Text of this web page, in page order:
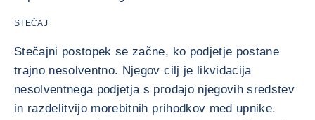
STEČAJ
Stečajni postopek se začne, ko podjetje postane
trajno nesolventno. Njegov cilj je likvidacija
nesolventnega podjetja s prodajo njegovih sredstev
in razdelitvijo morebitnih prihodkov med upnike.